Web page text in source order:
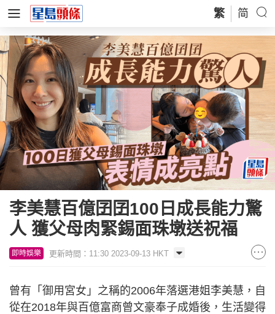
繁 简
李美慧百億囝囝100日成長能力驚
人 獲父母肉緊錫面珠墩送祝福
即時娛樂 更新時間：11:30 2023-09-13 HKT
曾有「御用宮女」之稱的2006年落選港姐李美慧，自
從在2018年與百億富商曾文豪奉子成婚後，生活變得